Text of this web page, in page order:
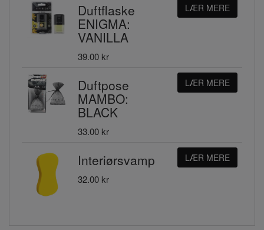
Duftflaske
ENIGMA:
VANILLA
39.00 kr
LÆR MERE
Duftpose
MAMBO:
BLACK
33.00 kr
LÆR MERE
Interiørsvamp
32.00 kr
LÆR MERE